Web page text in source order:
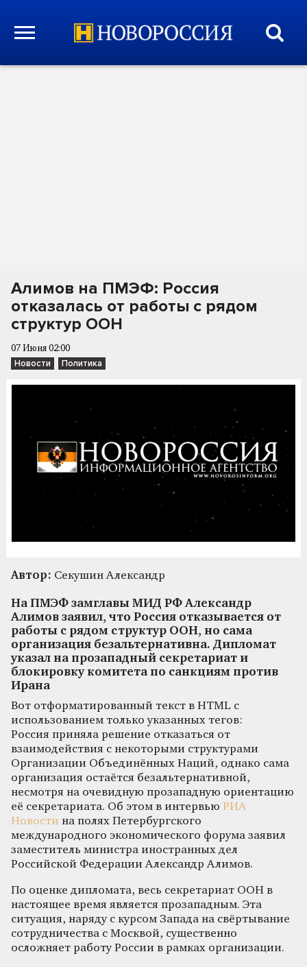
Алимов на ПМЭФ: Россия
отказалась от работы с рядом
структур ООН
07 Июня 02:00
Новости Политика
Автор: Секушин Александр
На ПМЭФ замглавы МИД РФ Александр
Алимов заявил, что Россия отказывается от
работы с рядом структур ООН, но сама
организация безальтернативна. Дипломат
указал на прозападный секретариат и
блокировку комитета по санкциям против
Ирана
Вот отформатированный текст в HTML с
использованием только указанных тегов:
Россия приняла решение отказаться от
взаимодействия с некоторыми структурами
Организации Объединённых Наций, однако сама
организация остаётся безальтернативной,
несмотря на очевидную прозападную ориентацию
её секретариата. Об этом в интервью РИА
Новости на полях Петербургского
международного экономического форума заявил
заместитель министра иностранных дел
Российской Федерации Александр Алимов.
По оценке дипломата, весь секретариат ООН в
настоящее время является прозападным. Эта
ситуация, наряду с курсом Запада на свёртывание
сотрудничества с Москвой, существенно
осложняет работу России в рамках организации.